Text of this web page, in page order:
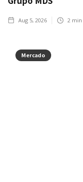
Aug 5, 2026 2
Mercado